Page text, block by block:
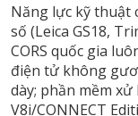
Năng lực kỹ thuật
số (Leica GS18,
CORS quốc gia
điện tử không
dày; phần mềm
V8i/CONNECT